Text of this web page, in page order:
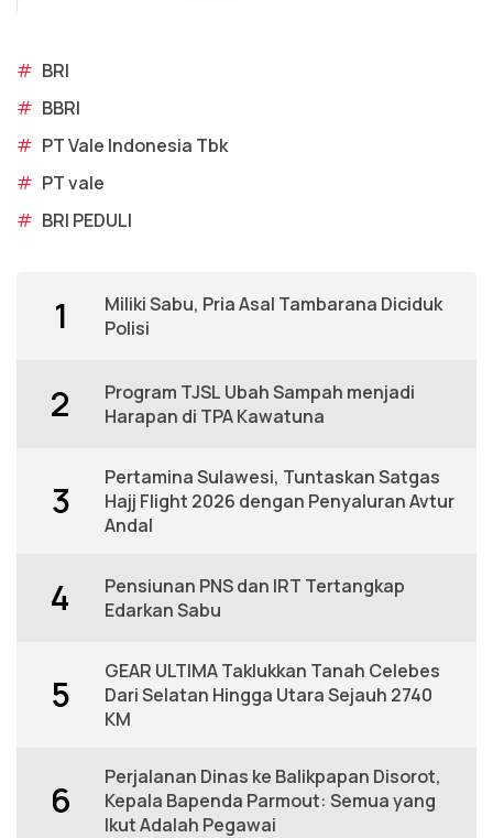
# BRI
# BBRI
# PT Vale Indonesia Tbk
# PT vale
# BRI PEDULI
1
Miliki Sabu, Pria Asal Tambarana Diciduk
Polisi
2
Program TJSL Ubah Sampah menjadi
Harapan di TPA Kawatuna
3
Pertamina Sulawesi, Tuntaskan Satgas
Hajj Flight 2026 dengan Penyaluran Avtur
Andal
4
Pensiunan PNS dan IRT Tertangkap
Edarkan Sabu
5
GEAR ULTIMA Taklukkan Tanah Celebes
Dari Selatan Hingga Utara Sejauh 2740
KM
6
Perjalanan Dinas ke Balikpapan Disorot,
Kepala Bapenda Parmout: Semua yang
Ikut Adalah Pegawai